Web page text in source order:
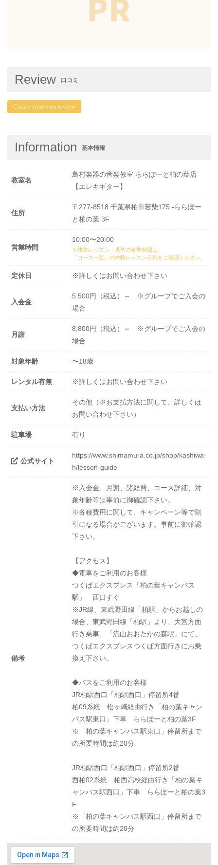
Review 口コミ
Create your own review
Information 基本情報
教室名
島村楽器の音楽教室 ららぽーと柏の葉店
【エレキギター】
住所
〒277-8518 千葉県柏市若柴175 -ららぽー
と柏の葉 3F
営業時間
10:00〜20:00
※体験レッスン・見学の実施時間は、
「コース一覧」の体験レッスン日程をご確認ください。
定休日 ※詳しくはお問い合わせ下さい
入会金
5,500円（税込）～ ※グループでご入会の
場合
月謝
8,800円（税込）～ ※グループでご入会の
場合
対象年齢 〜18歳
レンタル有無 ※詳しくはお問い合わせ下さい
支払い方法
その他（※お支払方法に関して、詳しくは
お問い合わせ下さい）
駐車場 有り
公式サイト
https://www.shimamura.co.jp/shop/kashiwa-
h/lesson-guide
備考
※入会金、月謝、諸経費、コース詳細、対
象年齢等は事前に御確認下さい。
※各種費用に関して、キャンペーン等で割
引になる場合がございます。事前に御確認
下さい。
【アクセス】
◆電車をご利用のお客様
つくばエクスプレス「柏の葉キャンパス
駅」 西口すぐ
※JR線、東武野田線「柏駅」からお越しの
場合、東武野田線「柏駅」より、大宮方面
行き乗車、「流山おおたかの森駅」にて、
つくばエクスプレスつくば方面行きにお乗
換え下さい。
◆バスをご利用のお客様
JR柏駅西口「柏駅西口」停留所4番
柏09系統 松ヶ崎経由行き「柏の葉キャン
パス駅東口」下車 ららぽーと柏の葉3F
※「柏の葉キャンパス駅東口」停留所まで
の所要時間は約20分
JR柏駅西口「柏駅西口」停留所2番
西柏02系統 柏西高校経由行き「柏の葉キ
ャンパス駅西口」下車 ららぽーと柏の葉3
F
※「柏の葉キャンパス駅西口」停留所まで
の所要時間は約20分